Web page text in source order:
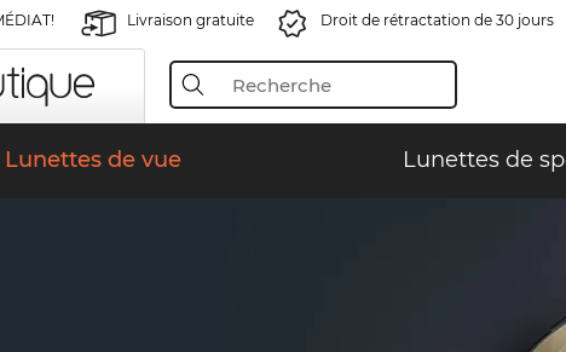
Livraison gratuite Droit de rétractation de 30 jours
Lunettes de vue Lunettes de